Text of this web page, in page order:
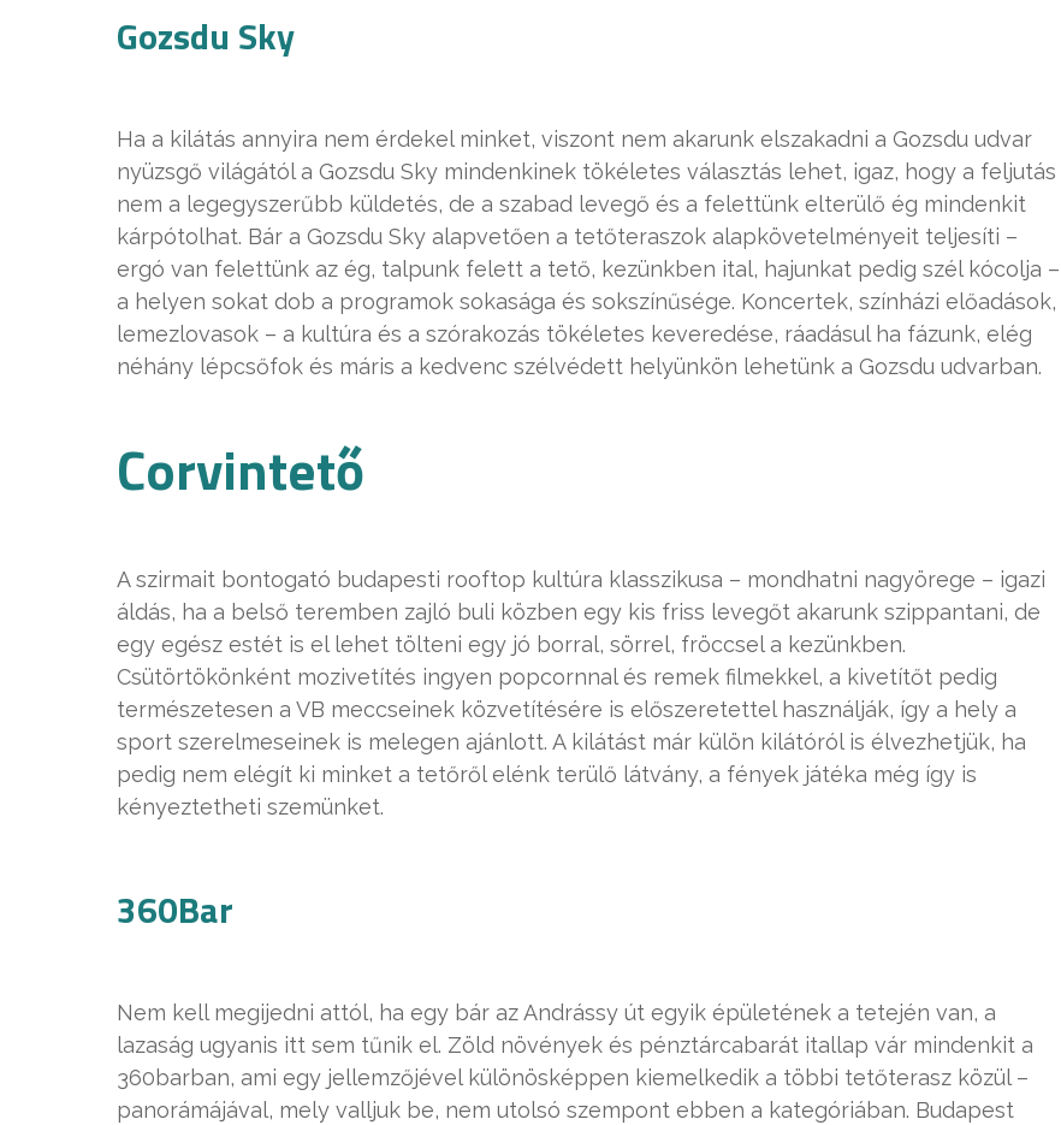
Gozsdu Sky
Ha a kilátás annyira nem érdekel minket, viszont nem akarunk elszakadni a Gozsdu udvar
nyüzsgő világától a Gozsdu Sky mindenkinek tökéletes választás lehet, igaz, hogy a feljutás
nem a legegyszerűbb küldetés, de a szabad levegő és a felettünk elterülő ég mindenkit
kárpótolhat. Bár a Gozsdu Sky alapvetően a tetőteraszok alapkövetelményeit teljesíti –
ergó van felettünk az ég, talpunk felett a tető, kezünkben ital, hajunkat pedig szél kócolja –
a helyen sokat dob a programok sokasága és sokszínűsége. Koncertek, színházi előadások,
lemezlovasok – a kultúra és a szórakozás tökéletes keveredése, ráadásul ha fázunk, elég
néhány lépcsőfok és máris a kedvenc szélvédett helyünkön lehetünk a Gozsdu udvarban.
Corvintető
A szirmait bontogató budapesti rooftop kultúra klasszikusa – mondhatni nagyörege – igazi
áldás, ha a belső teremben zajló buli közben egy kis friss levegőt akarunk szippantani, de
egy egész estét is el lehet tölteni egy jó borral, sörrel, fröccsel a kezünkben.
Csütörtökönként mozivetítés ingyen popcornnal és remek filmekkel, a kivetítőt pedig
természetesen a VB meccseinek közvetítésére is előszeretettel használják, így a hely a
sport szerelmeseinek is melegen ajánlott. A kilátást már külön kilátóról is élvezhetjük, ha
pedig nem elégít ki minket a tetőről elénk terülő látvány, a fények játéka még így is
kényeztetheti szemünket.
360Bar
Nem kell megijedni attól, ha egy bár az Andrássy út egyik épületének a tetején van, a
lazaság ugyanis itt sem tűnik el. Zöld növények és pénztárcabarát itallap vár mindenkit a
360barban, ami egy jellemzőjével különösképpen kiemelkedik a többi tetőterasz közül –
panorámájával, mely valljuk be, nem utolsó szempont ebben a kategóriában. Budapest